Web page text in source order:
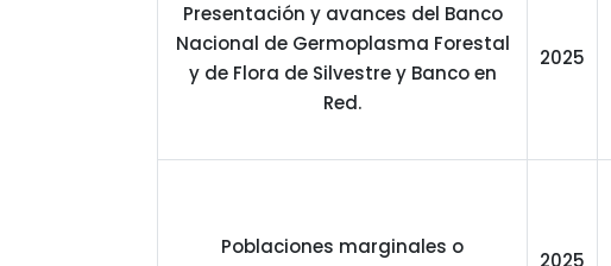
Presentación y avances del Banco
Nacional de Germoplasma Forestal
y de Flora de Silvestre y Banco en
Red.
2025
Poblaciones marginales o
2025